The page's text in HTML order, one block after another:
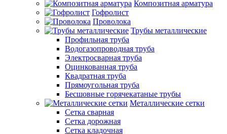
Композитная арматура
Гофролист
Проволока
Трубы металлические
Профильная труба
Водогазопроводная труба
Электросварная труба
Оцинкованная труба
Квадратная труба
Прямоугольная труба
Бесшовные горячекатаные трубы
Металлические сетки
Сетка сварная
Сетка дорожная
Сетка кладочная